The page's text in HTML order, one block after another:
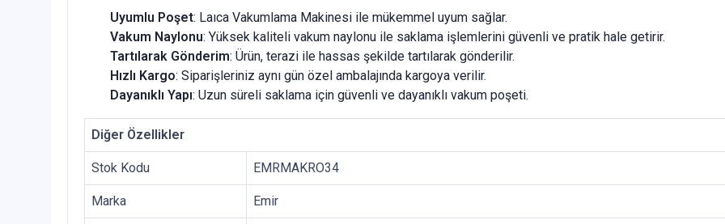
Uyumlu Poşet: Laıca Vakumlama Makinesi ile mükemmel uyum sağlar.
Vakum Naylonu: Yüksek kaliteli vakum naylonu ile saklama işlemlerini güvenli ve pratik hale getirir.
Tartılarak Gönderim: Ürün, terazi ile hassas şekilde tartılarak gönderilir.
Hızlı Kargo: Siparişleriniz aynı gün özel ambalajında kargoya verilir.
Dayanıklı Yapı: Uzun süreli saklama için güvenli ve dayanıklı vakum poşeti.
Diğer Özellikler
Stok Kodu EMRMAKRO34
Marka Emir